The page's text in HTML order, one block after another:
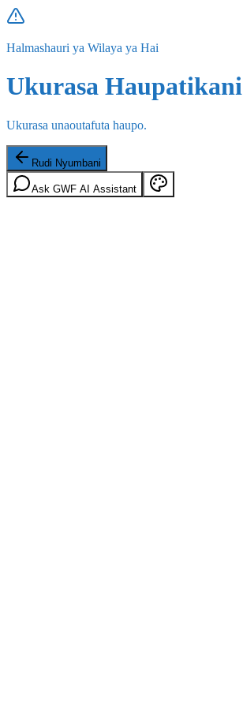
Halmashauri ya Wilaya ya Hai
Ukurasa Haupatikani
Ukurasa unaoutafuta haupo.
Rudi Nyumbani
Ask GWF AI Assistant